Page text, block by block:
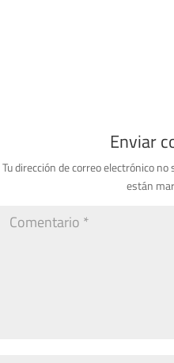
Enviar
Tu dirección de correo electrónico no
están